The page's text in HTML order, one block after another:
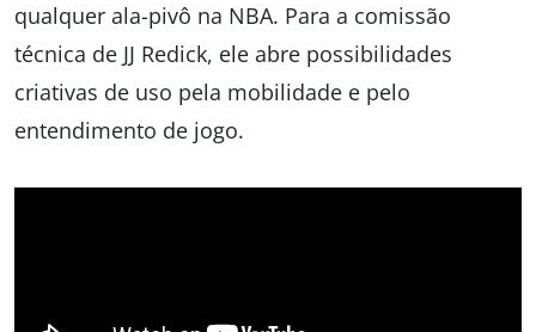
qualquer ala-pivô na NBA. Para a comissão
técnica de JJ Redick, ele abre possibilidades
criativas de uso pela mobilidade e pelo
entendimento de jogo.